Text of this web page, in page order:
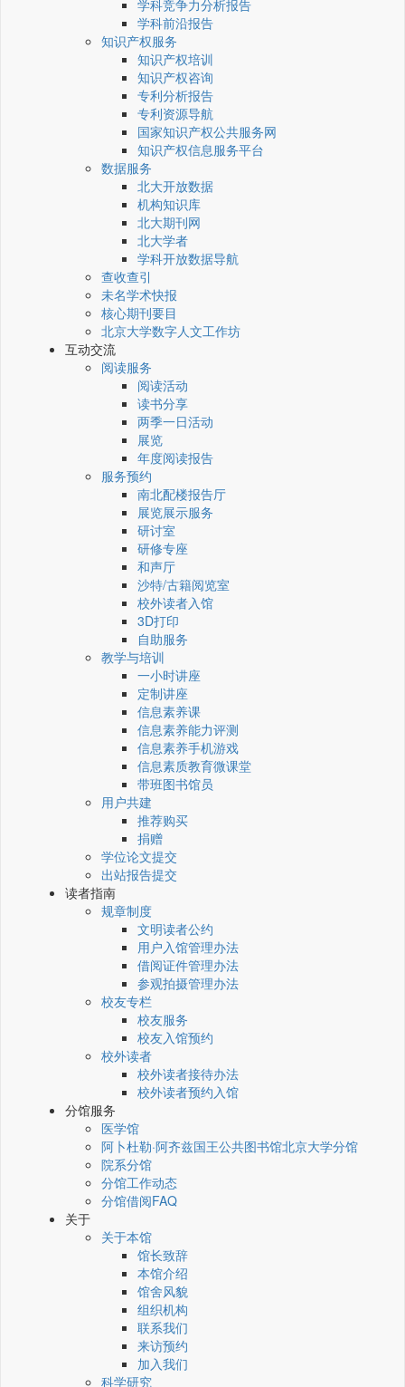
学科竞争力分析报告
学科前沿报告
知识产权服务
知识产权培训
知识产权咨询
专利分析报告
专利资源导航
国家知识产权公共服务网
知识产权信息服务平台
数据服务
北大开放数据
机构知识库
北大期刊网
北大学者
学科开放数据导航
查收查引
未名学术快报
核心期刊要目
北京大学数字人文工作坊
互动交流
阅读服务
阅读活动
读书分享
两季一日活动
展览
年度阅读报告
服务预约
南北配楼报告厅
展览展示服务
研讨室
研修专座
和声厅
沙特/古籍阅览室
校外读者入馆
3D打印
自助服务
教学与培训
一小时讲座
定制讲座
信息素养课
信息素养能力评测
信息素养手机游戏
信息素质教育微课堂
带班图书馆员
用户共建
推荐购买
捐赠
学位论文提交
出站报告提交
读者指南
规章制度
文明读者公约
用户入馆管理办法
借阅证件管理办法
参观拍摄管理办法
校友专栏
校友服务
校友入馆预约
校外读者
校外读者接待办法
校外读者预约入馆
分馆服务
医学馆
阿卜杜勒·阿齐兹国王公共图书馆北京大学分馆
院系分馆
分馆工作动态
分馆借阅FAQ
关于
关于本馆
馆长致辞
本馆介绍
馆舍风貌
组织机构
联系我们
来访预约
加入我们
科学研究